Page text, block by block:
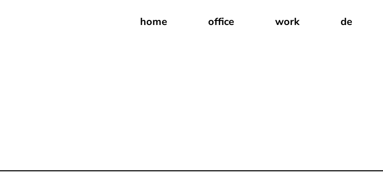
home office work de